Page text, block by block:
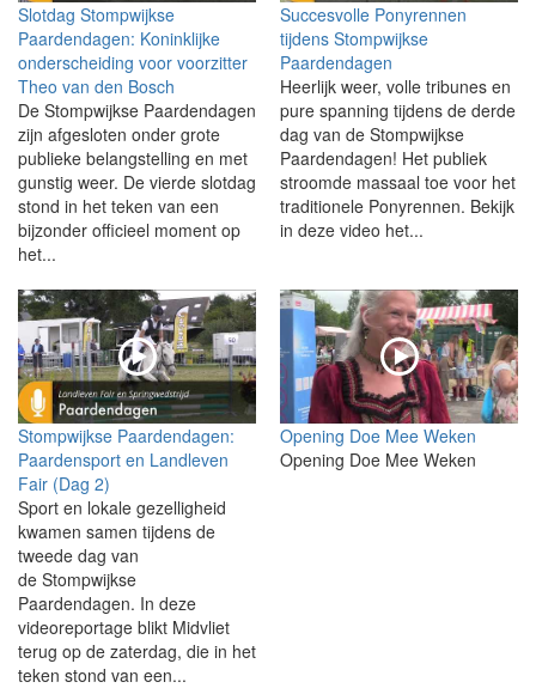
Slotdag Stompwijkse
Paardendagen: Koninklijke
onderscheiding voor voorzitter
Theo van den Bosch
De Stompwijkse Paardendagen
zijn afgesloten onder grote
publieke belangstelling en met
gunstig weer. De vierde slotdag
stond in het teken van een
bijzonder officieel moment op
het...
Succesvolle Ponyrennen
tijdens Stompwijkse
Paardendagen
Heerlijk weer, volle tribunes en
pure spanning tijdens de derde
dag van de Stompwijkse
Paardendagen! Het publiek
stroomde massaal toe voor het
traditionele Ponyrennen. Bekijk
in deze video het...
Stompwijkse Paardendagen:
Paardensport en Landleven
Fair (Dag 2)
Sport en lokale gezelligheid
kwamen samen tijdens de
tweede dag van
de Stompwijkse
Paardendagen. In deze
videoreportage blikt Midvliet
terug op de zaterdag, die in het
teken stond van een...
Opening Doe Mee Weken
Opening Doe Mee Weken